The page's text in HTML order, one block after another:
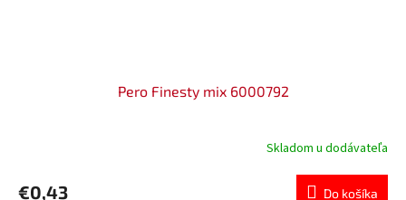
Pero Finesty mix 6000792
Skladom u dodávateľa
€0,43 Do košíka